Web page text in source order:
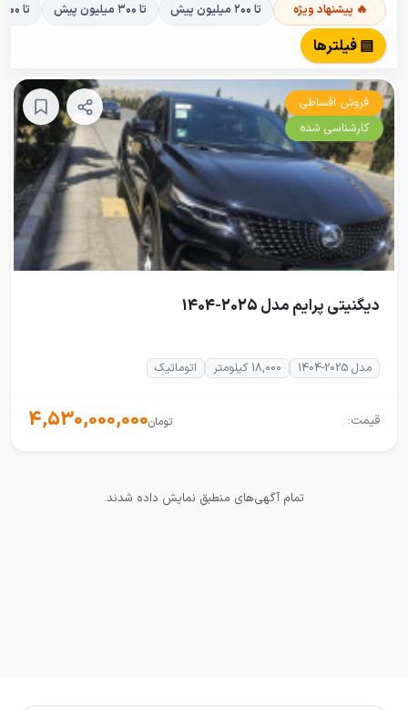
🔥 پیشنهاد ویژه تا ۲۰۰ میلیون پیش تا ۳۰۰ میلیون پیش تا ۴۰۰ میلیون پیش
▤ فیلترها
فروش اقساطی
کارشناسی شده
دیگنیتی پرایم مدل 2025-1404
مدل 2025-1404 18,000 کیلومتر اتوماتیک
قیمت: 4,530,000,000تومان
تمام آگهی‌های منطبق نمایش داده شدند.